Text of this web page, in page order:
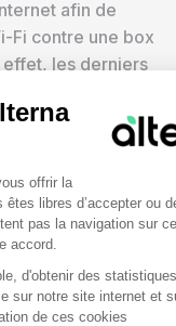
afin de
Fi contre une box
les derniers
impacter le coût
globale.
Wi-Fi
peut
moyenne.
du
offrir la
libres d’accepter ou
pas la navigation sur
accord.
d'obtenir des
sur notre site internet et
de ces cookies
consent